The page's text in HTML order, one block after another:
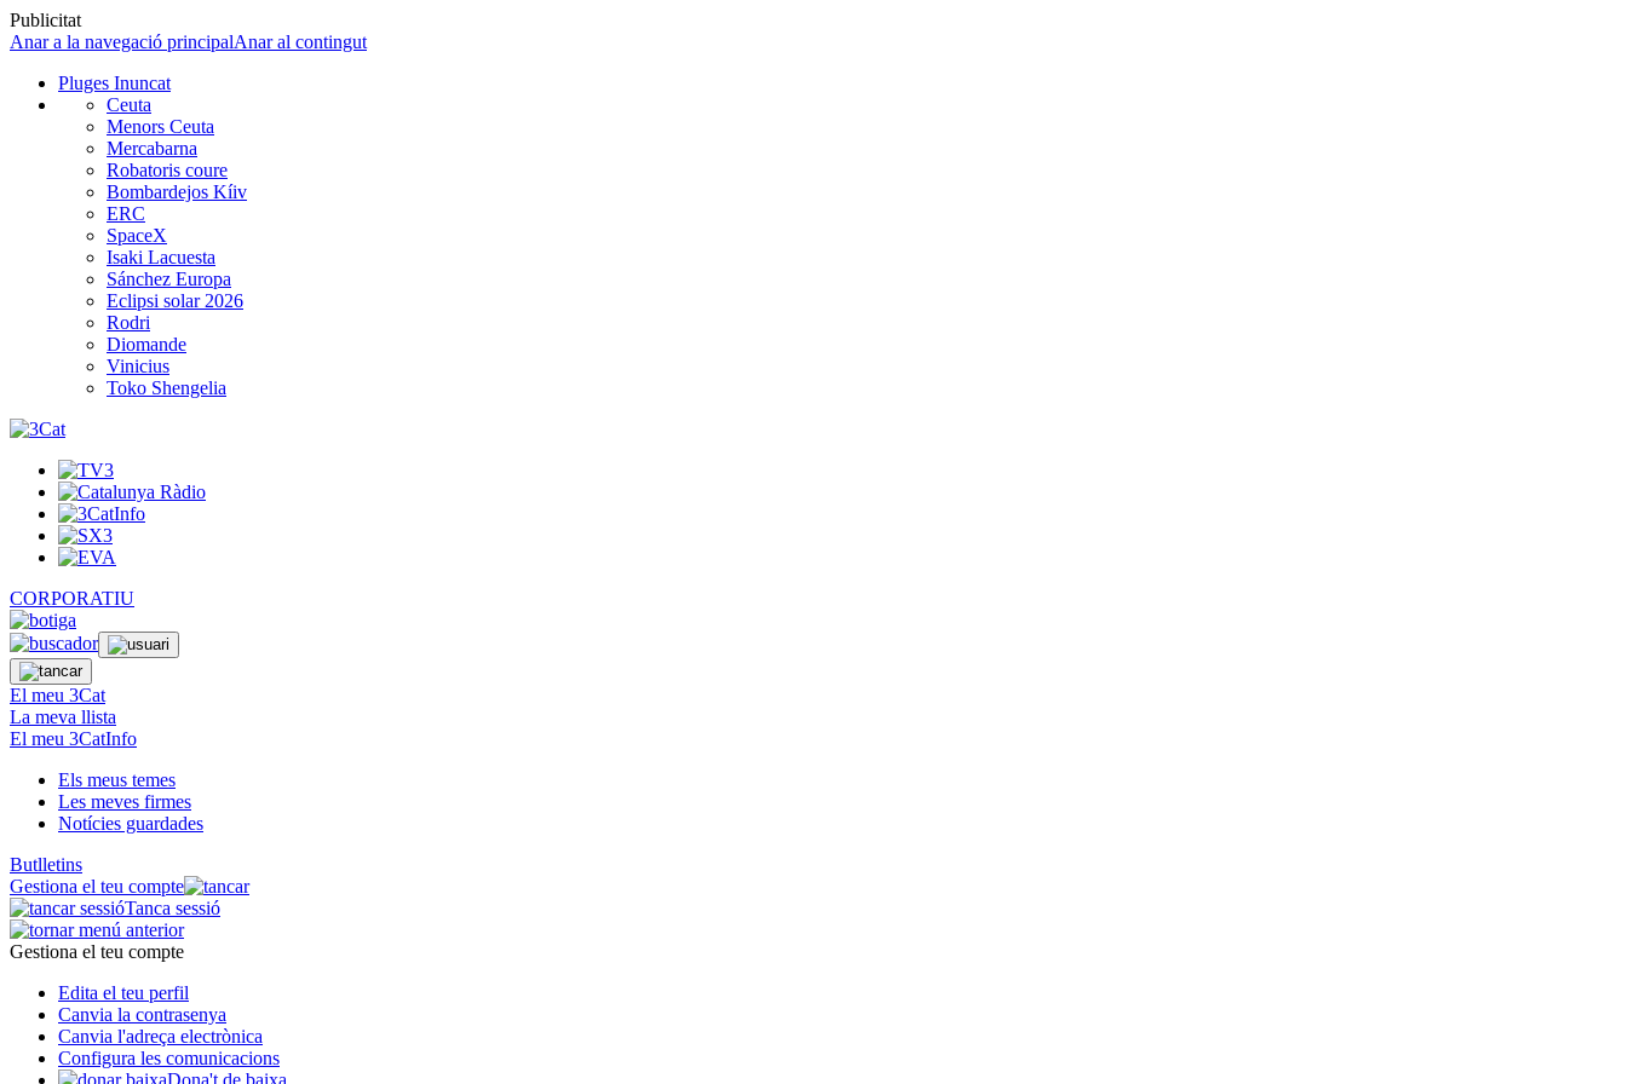
Publicitat
Anar a la navegació principalAnar al contingut
Pluges Inuncat
Ceuta
Menors Ceuta
Mercabarna
Robatoris coure
Bombardejos Kíiv
ERC
SpaceX
Isaki Lacuesta
Sánchez Europa
Eclipsi solar 2026
Rodri
Diomande
Vinicius
Toko Shengelia
CORPORATIU
El meu 3Cat
La meva llista
El meu 3CatInfo
Els meus temes
Les meves firmes
Notícies guardades
Butlletins
Gestiona el teu compte
Tanca sessió
Gestiona el teu compte
Edita el teu perfil
Canvia la contrasenya
Canvia l'adreça electrònica
Configura les comunicacions
Dona't de baixa